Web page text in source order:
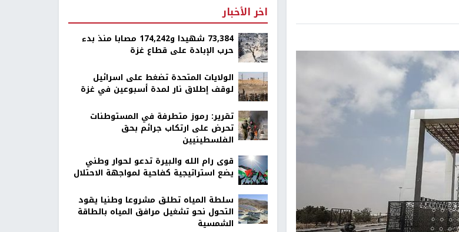
اخر الأخبار
73,384 شهيدا و174,242 مصابا منذ بدء
حرب الإبادة على قطاع غزة
الولايات المتحدة تضغط على اسرائيل
لوقف إطلاق نار لمدة أسبوعين في غزة
تقرير: رموز متطرفة في المستوطنات
تحرض على ارتكاب جرائم بحق
الفلسطينيين
قوى رام الله والبيرة تدعو لحوار وطني
يضع استراتيجية كفاحية لمواجهة الاحتلال
سلطة المياه تطلق مشروعا وطنيا يقود
التحول نحو تشغيل مرافق المياه بالطاقة
الشمسية